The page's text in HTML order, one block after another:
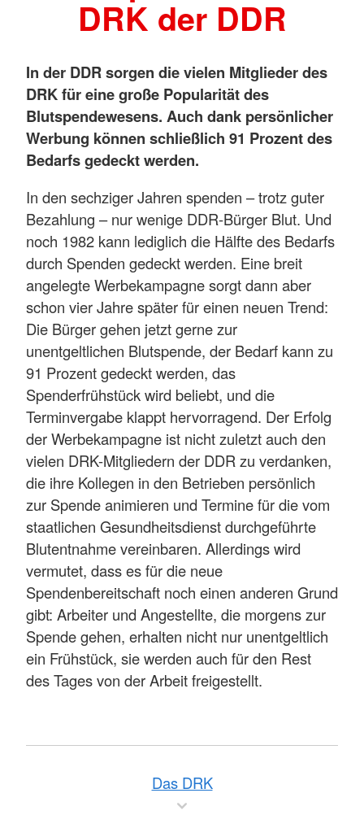
DRK der DDR
In der DDR sorgen die vielen Mitglieder des
DRK für eine große Popularität des
Blutspendewesens. Auch dank persönlicher
Werbung können schließlich 91 Prozent des
Bedarfs gedeckt werden.
In den sechziger Jahren spenden – trotz guter
Bezahlung – nur wenige DDR-Bürger Blut. Und
noch 1982 kann lediglich die Hälfte des Bedarfs
durch Spenden gedeckt werden. Eine breit
angelegte Werbekampagne sorgt dann aber
schon vier Jahre später für einen neuen Trend:
Die Bürger gehen jetzt gerne zur
unentgeltlichen Blutspende, der Bedarf kann zu
91 Prozent gedeckt werden, das
Spenderfrühstück wird beliebt, und die
Terminvergabe klappt hervorragend. Der Erfolg
der Werbekampagne ist nicht zuletzt auch den
vielen DRK-Mitgliedern der DDR zu verdanken,
die ihre Kollegen in den Betrieben persönlich
zur Spende animieren und Termine für die vom
staatlichen Gesundheitsdienst durchgeführte
Blutentnahme vereinbaren. Allerdings wird
vermutet, dass es für die neue
Spendenbereitschaft noch einen anderen Grund
gibt: Arbeiter und Angestellte, die morgens zur
Spende gehen, erhalten nicht nur unentgeltlich
ein Frühstück, sie werden auch für den Rest
des Tages von der Arbeit freigestellt.
Das DRK